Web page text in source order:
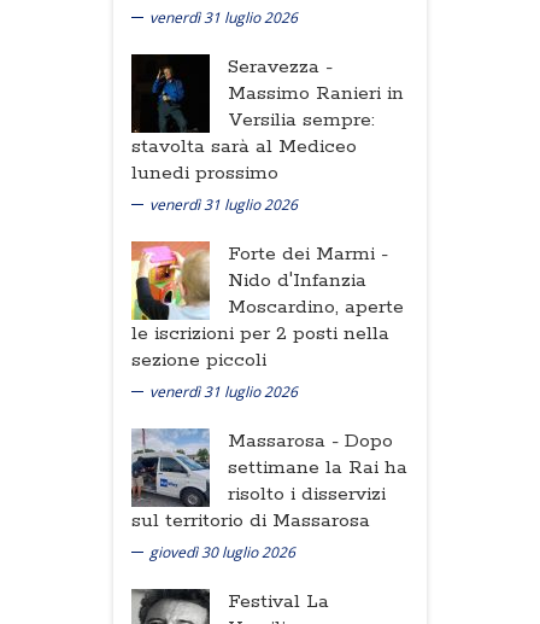
venerdì 31 luglio 2026
Seravezza -
Massimo Ranieri in
Versilia sempre:
stavolta sarà al Mediceo
lunedi prossimo
venerdì 31 luglio 2026
Forte dei Marmi -
Nido d'Infanzia
Moscardino, aperte
le iscrizioni per 2 posti nella
sezione piccoli
venerdì 31 luglio 2026
Massarosa - Dopo
settimane la Rai ha
risolto i disservizi
sul territorio di Massarosa
giovedì 30 luglio 2026
Festival La